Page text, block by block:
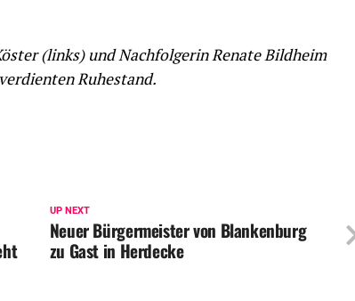
(links) und Nachfolgerin Renate Bildheim
Ruhestand.
UP NEXT
Neuer Bürgermeister von Blankenburg
zu Gast in Herdecke